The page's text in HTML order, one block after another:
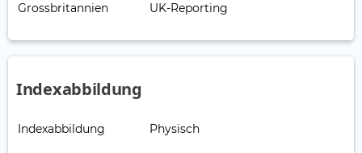
Grossbritannien UK-Reporting
Indexabbildung
Indexabbildung Physisch